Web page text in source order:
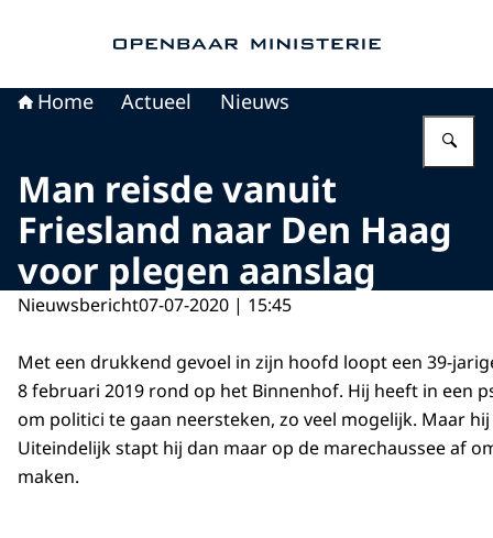
Home Actueel Nieuws
Man reisde vanuit
Friesland naar Den Haag
voor plegen aanslag
Nieuwsbericht07-07-2020 | 15:45
Met een drukkend gevoel in zijn hoofd loopt een 39-
8 februari 2019 rond op het Binnenhof. Hij heeft in een
om politici te gaan neersteken, zo veel mogelijk. Maar
Uiteindelijk stapt hij dan maar op de marechaussee af
maken.